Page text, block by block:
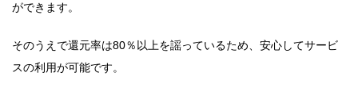
ができます。
そのうえで還元率は80％以上を謡っているため、安心してサービ
スの利用が可能です。